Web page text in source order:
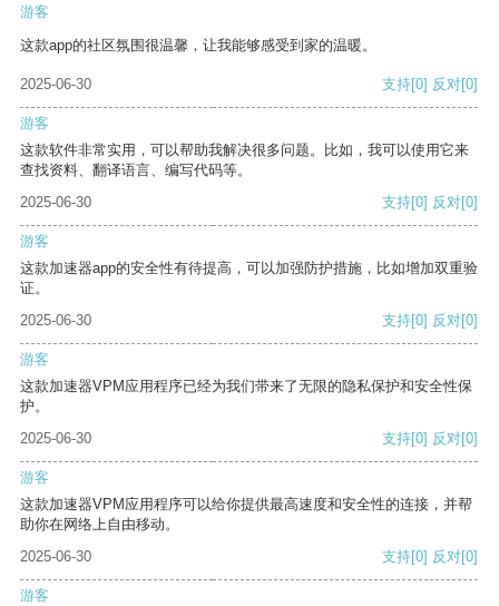
游客
这款app的社区氛围很温馨，让我能够感受到家的温暖。
2025-06-30 支持[0] 反对[0]
游客
这款软件非常实用，可以帮助我解决很多问题。比如，我可以使用它来
查找资料、翻译语言、编写代码等。
2025-06-30
支持[0] 反对[0]
游客
这款加速器app的安全性有待提高，可以加强防护措施，比如增加双重验
证。
2025-06-30
支持[0] 反对[0]
游客
这款加速器VPM应用程序已经为我们带来了无限的隐私保护和安全性保
护。
2025-06-30
支持[0] 反对[0]
游客
这款加速器VPM应用程序可以给你提供最高速度和安全性的连接，并帮
助你在网络上自由移动。
2025-06-30
支持[0] 反对[0]
游客